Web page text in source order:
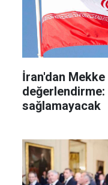
İran'dan Mekke
sağlamayacak